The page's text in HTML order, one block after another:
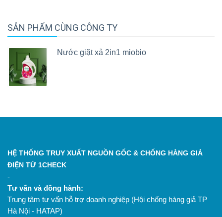
SẢN PHẨM CÙNG CÔNG TY
Nước giặt xả 2in1 miobio
HỆ THỐNG TRUY XUẤT NGUỒN GỐC & CHỐNG HÀNG GIẢ
ĐIỆN TỬ 1CHECK
-
Tư vấn và đồng hành:
Trung tâm tư vấn hỗ trợ doanh nghiệp (Hội chống hàng giả TP
Hà Nội - HATAP)